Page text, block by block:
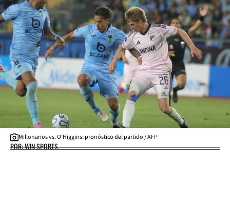
Millonarios vs. O'Higgins: pronóstico del partido / AFP
POR: WIN SPORTS